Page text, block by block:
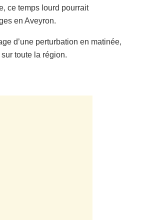
ce temps lourd pourrait
en Aveyron.
d’une perturbation en matinée,
toute la région.